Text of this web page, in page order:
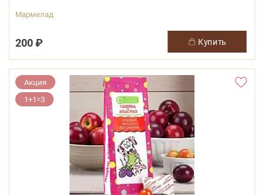
Мармелад
200 ₽ купить
Акция
1+1=3